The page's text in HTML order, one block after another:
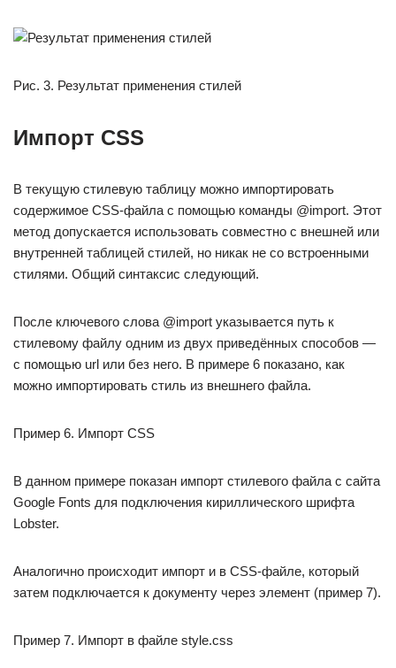
Рис. 3. Результат применения стилей
Импорт CSS
В текущую стилевую таблицу можно импортировать
содержимое CSS-файла с помощью команды @import. Этот
метод допускается использовать совместно с внешней или
внутренней таблицей стилей, но никак не со встроенными
стилями. Общий синтаксис следующий.
После ключевого слова @import указывается путь к
стилевому файлу одним из двух приведённых способов —
с помощью url или без него. В примере 6 показано, как
можно импортировать стиль из внешнего файла.
Пример 6. Импорт CSS
В данном примере показан импорт стилевого файла с сайта
Google Fonts для подключения кириллического шрифта
Lobster.
Аналогично происходит импорт и в CSS-файле, который
затем подключается к документу через элемент (пример 7).
Пример 7. Импорт в файле style.css